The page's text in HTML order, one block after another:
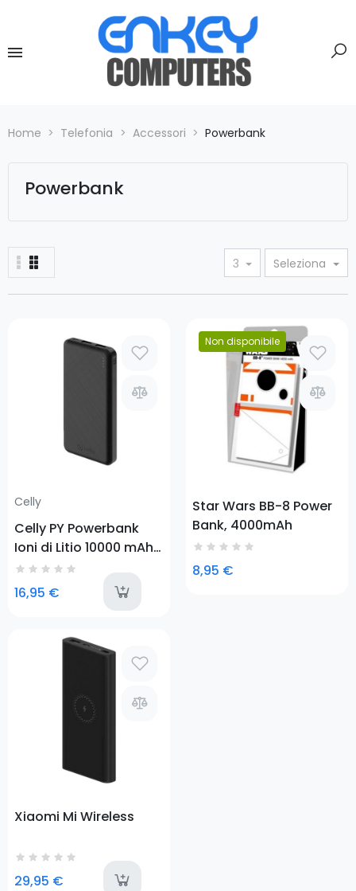
Home Telefonia Accessori Powerbank
Powerbank
3 Seleziona
Celly
Celly PY Powerbank
Ioni di Litio 10000 mAh
Nero
16,95 €
Non disponibile
Star Wars BB-8 Power
Bank, 4000mAh
8,95 €
Xiaomi Mi Wireless
29,95 €